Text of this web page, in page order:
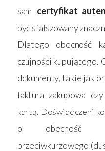
sam certyfikat
być sfałszowany
Dlatego obecność
czujności kupującego.
dokumenty, takie jak
faktura zakupowa
kartą. Doświadczeni
o obecność
przeciwkurzowego